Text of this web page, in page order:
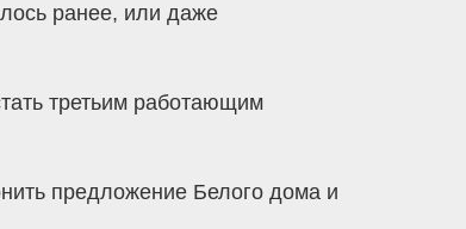
ранее, или даже
третьим работающим
предложение Белого дома и